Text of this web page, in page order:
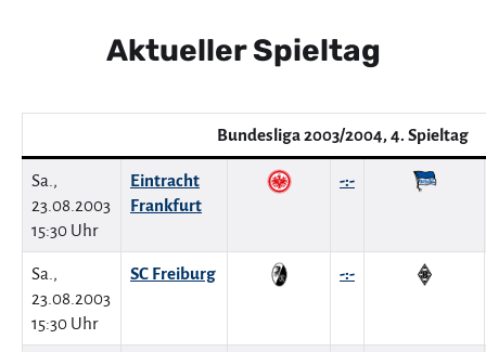
Aktueller Spieltag
Bundesliga 2003/2004, 4. Spieltag
Sa.,
23.08.2003
15:30 Uhr
Eintracht
Frankfurt
-:-
Sa.,
23.08.2003
15:30 Uhr
SC Freiburg -:-